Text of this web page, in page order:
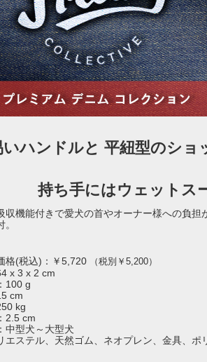
ハンドルと 平紐型のショ
持ち手にはウェットス
収機能付きで愛犬の首やオーナー様への負担
格(税込)：￥5,720 （税別￥5,200）
x 3 x 2 cm
100 g
cm
kg
2.5 cm
中型犬～大型犬
エステル、天然ゴム、ネオプレン、金具、ポ